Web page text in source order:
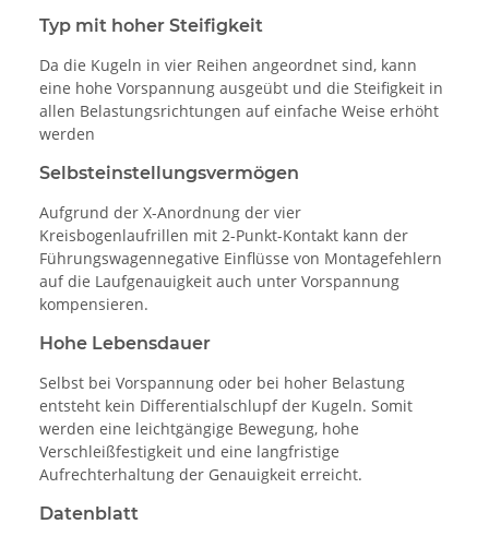
Typ mit hoher Steifigkeit
Da die Kugeln in vier Reihen angeordnet sind, kann
eine hohe Vorspannung ausgeübt und die Steifigkeit in
allen Belastungsrichtungen auf einfache Weise erhöht
werden
Selbsteinstellungsvermögen
Aufgrund der X-Anordnung der vier
Kreisbogenlaufrillen mit 2-Punkt-Kontakt kann der
Führungswagennegative Einflüsse von Montagefehlern
auf die Laufgenauigkeit auch unter Vorspannung
kompensieren.
Hohe Lebensdauer
Selbst bei Vorspannung oder bei hoher Belastung
entsteht kein Differentialschlupf der Kugeln. Somit
werden eine leichtgängige Bewegung, hohe
Verschleißfestigkeit und eine langfristige
Aufrechterhaltung der Genauigkeit erreicht.
Datenblatt